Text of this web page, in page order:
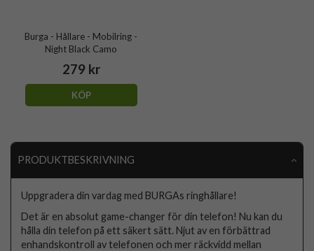
Burga - Hållare - Mobilring -
Night Black Camo
279 kr
KÖP
PRODUKTBESKRIVNING
Uppgradera din vardag med BURGAs ringhållare!
Det är en absolut game-changer för din telefon! Nu kan du
hålla din telefon på ett säkert sätt. Njut av en förbättrad
enhandskontroll av telefonen och mer räckvidd mellan